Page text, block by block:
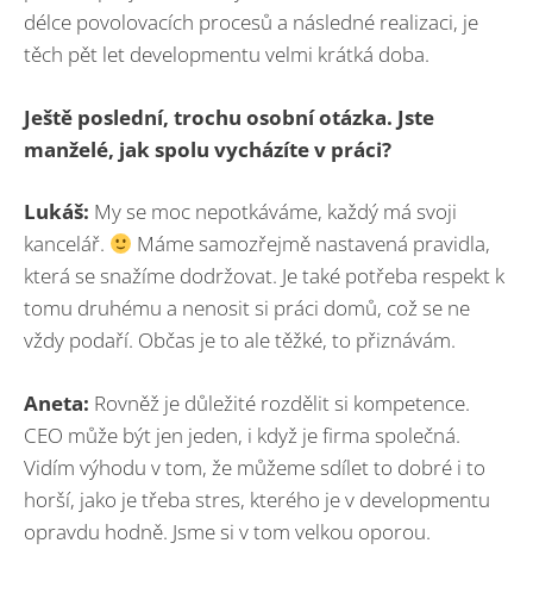
délce povolovacích procesů a následné realizaci, je
těch pět let developmentu velmi krátká doba.
Ještě poslední, trochu osobní otázka. Jste
manželé, jak spolu vycházíte v práci?
Lukáš: My se moc nepotkáváme, každý má svoji
kancelář.
Máme samozřejmě nastavená pravidla,
která se snažíme dodržovat. Je také potřeba respekt k
tomu druhému a nenosit si práci domů, což se ne
vždy podaří. Občas je to ale těžké, to přiznávám.
Aneta: Rovněž je důležité rozdělit si kompetence.
CEO může být jen jeden, i když je firma společná.
Vidím výhodu v tom, že můžeme sdílet to dobré i to
horší, jako je třeba stres, kterého je v developmentu
opravdu hodně. Jsme si v tom velkou oporou.